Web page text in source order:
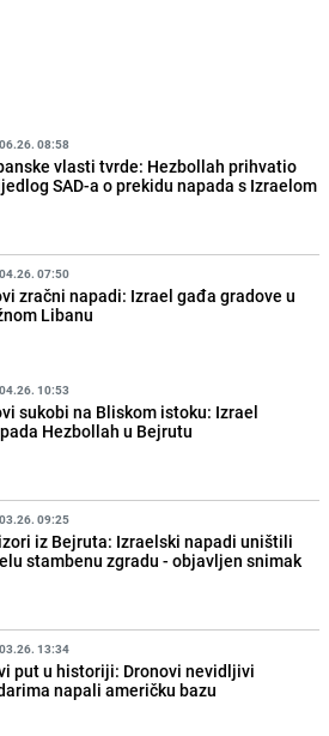
08:58
vlasti tvrde: Hezbollah prihvatio
SAD-a o prekidu napada s Izraelom
07:50
zračni napadi: Izrael gađa gradove u
Libanu
10:53
sukobi na Bliskom istoku: Izrael
Hezbollah u Bejrutu
09:25
iz Bejruta: Izraelski napadi uništili
stambenu zgradu - objavljen snimak
13:34
put u historiji: Dronovi nevidljivi
napali američku bazu